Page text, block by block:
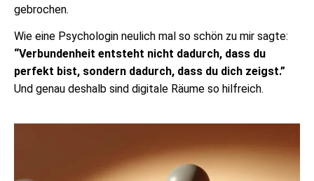
gebrochen.
Wie eine Psychologin neulich mal so schön zu mir sagte:
“Verbundenheit entsteht nicht dadurch, dass du
perfekt bist, sondern dadurch, dass du dich zeigst.”
Und genau deshalb sind digitale Räume so hilfreich.